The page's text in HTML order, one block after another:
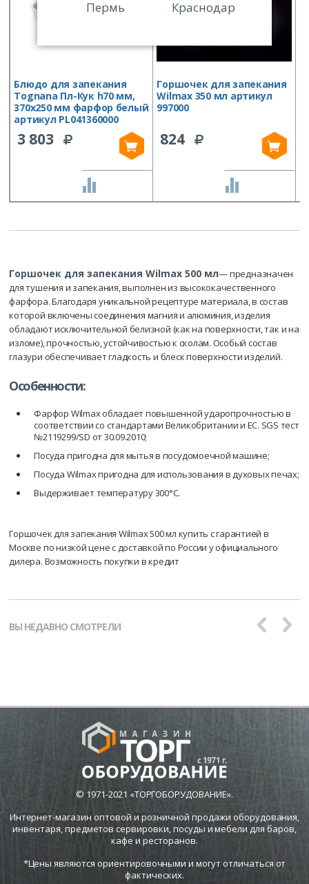
Блюдо для запекания
Tognana Пл-Кук h70 мм,
370х250 мм фарфор белый
артикул PL041360000
3 803
Горшочек для запекания
Wilmax 350 мл артикул
997000
824
Горшочек для запекания Wilmax 500 мл— предназначен
для тушения и запекания, выполнен из высококачественного
фарфора. Благодаря уникальной рецептуре материала, в состав
которой включены соединения магния и алюминия, изделия
обладают исключительной белизной (как на поверхности, так и на
изломе), прочностью, устойчивостью к сколам. Особый состав
глазури обеспечивает гладкость и блеск поверхности изделий.
Особенности:
Фарфор Wilmax обладает повышенной ударопрочностью в
соответствии со стандартами Великобритании и ЕС. SGS тест
№2119299/SD от 30.09.2010;
Посуда пригодна для мытья в посудомоечной машине;
Посуда Wilmax пригодна для использования в духовых печах;
Выдерживает температуру 300°С.
Горшочек для запекания Wilmax 500 мл купить с гарантией в
Москве по низкой цене с доставкой по России у официального
дилера. Возможность покупки в кредит
ВЫ НЕДАВНО СМОТРЕЛИ
© 1971-2021 «ТОРГОБОРУДОВАНИЕ».
Интернет-магазин оптовой и розничной продажи оборудования,
инвентаря, предметов сервировки, посуды и мебели для баров,
кафе и ресторанов.
*Цены являются ориентировочными и могут отличаться от
фактических.
Пермь
Краснодар